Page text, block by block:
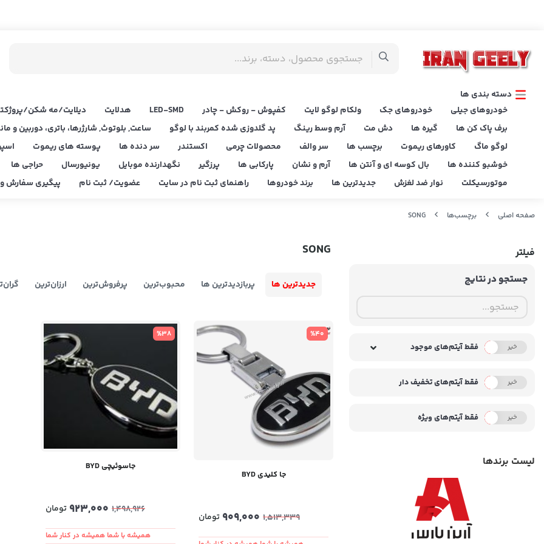
دسته بندی ها
خودروهای جیلی
خودروهای جک ولکام لوگو لایت کفپوش - روکش - چادر LED‌-SMD هدلایت دیلایت/مه شکن/
برف پاک کن ها
گیره ها دش مت آرم وسط رینگ پد گلدوزی شده کمربند با لوگو ساعت, بلوتوث, شارژرها، باتری، دوربین و
لوگو ماگ
کاورهای ریموت برچسب ها سر والف محصولات چرمی اکستندر سر دنده ها پوسته های ریموت
خوشبو کننده ها
بال کوسه ای و آنتن ها آرم و نشان پارکابی ها پرزگیر نگهدارنده موبایل یونیورسال حراجی ها
موتورسیکلت
نوار ضد لغزش جدیدترین ها برند خودروها راهنمای ثبت نام در سایت عضویت/ ثبت نام پیگیری سفارش و
صفحه اصلی برچسب‌ها SONG
فیلتر
جستجو در نتایج
بله خیر فقط آیتم‌های موجود
بله خیر فقط آیتم‌های تخفیف دار
بله خیر فقط آیتم‌های ویژه
لیست برندها
SONG
جدیدترین ها پربازدیدترین ها محبوب‌‌ترین پرفروش‌ترین ارزان‌ترین
%40
جا کلیدی BYD
1,513,339
909,000 تومان
%38
جاسوئیچی BYD
1,498,926
923,000 تومان
همیشه با شما همیشه در کنار شما